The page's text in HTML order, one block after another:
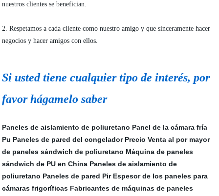
nuestros clientes se benefician.
2. Respetamos a cada cliente como nuestro amigo y que sinceramente hacer
negocios y hacer amigos con ellos.
Si usted tiene cualquier tipo de interés, por
favor hágamelo saber
Paneles de aislamiento de poliuretano Panel de la cámara fría
Pu Paneles de pared del congelador Precio Venta al por mayor
de paneles sándwich de poliuretano Máquina de paneles
sándwich de PU en China Paneles de aislamiento de
poliuretano Paneles de pared Pir Espesor de los paneles para
cámaras frigoríficas Fabricantes de máquinas de paneles